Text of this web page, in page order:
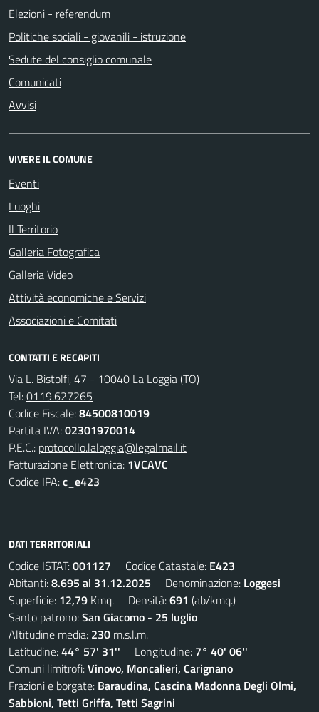
Elezioni - referendum
Politiche sociali - giovanili - istruzione
Sedute del consiglio comunale
Comunicati
Avvisi
VIVERE IL COMUNE
Eventi
Luoghi
Il Territorio
Galleria Fotografica
Galleria Video
Attività economiche e Servizi
Associazioni e Comitati
CONTATTI E RECAPITI
Via L. Bistolfi, 47 - 10040 La Loggia (TO)
Tel:0119.627265
Codice Fiscale:84500810019
Partita IVA:02301970014
P.E.C.: protocollo.laloggia@legalmail.it
Fatturazione Elettronica: 1VCAVC
Codice IPA:c_e423
DATI TERRITORIALI
Codice ISTAT:001127 Codice Catastale: E423
Abitanti:8.695 al 31.12.2025 Denominazione: Loggesi
Superficie: 12,79 Kmq. Densità:691 (ab/kmq.)
Santo patrono:San Giacomo - 25 luglio
Altitudine media: 230 m.s.l.m.
Latitudine:44° 57' 31'' Longitudine: 7° 40' 06''
Comuni limitrofi:Vinovo, Moncalieri, Carignano
Frazioni e borgate: Baraudina, Cascina Madonna Degli Olmi,
Sabbioni, Tetti Griffa, Tetti Sagrini